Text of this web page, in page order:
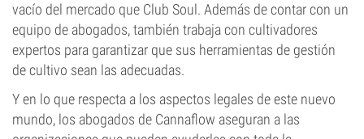
vacío del mercado que Club Soul. Además de contar con un
equipo de abogados, también trabaja con cultivadores
expertos para garantizar que sus herramientas de gestión
de cultivo sean las adecuadas.
Y en lo que respecta a los aspectos legales de este nuevo
mundo, los abogados de Cannaflow aseguran a las